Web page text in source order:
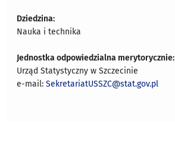
Dziedzina:
Nauka i technika
Jednostka odpowiedzialna merytorycznie:
Urząd Statystyczny w Szczecinie
e-mail:SekretariatUSSZC@stat.gov.pl